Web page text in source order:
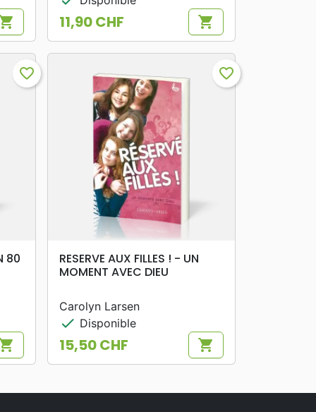
Prix
11,90 CHF shopping_cart
favorite_border
80
searchAPERÇU RAPIDE
favorite_border
RESERVE AUX FILLES ! - UN
MOMENT AVEC DIEU
Carolyn Larsen
check Disponible
Prix
15,50 CHF shopping_cart